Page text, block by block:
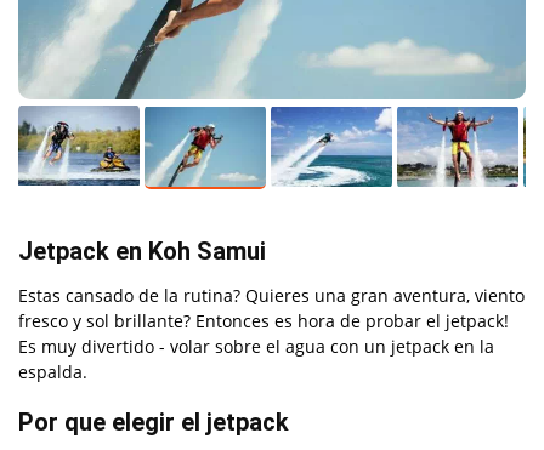
Jetpack en Koh Samui
Estas cansado de la rutina? Quieres una gran aventura, viento
fresco y sol brillante? Entonces es hora de probar el jetpack!
Es muy divertido - volar sobre el agua con un jetpack en la
espalda.
Por que elegir el jetpack